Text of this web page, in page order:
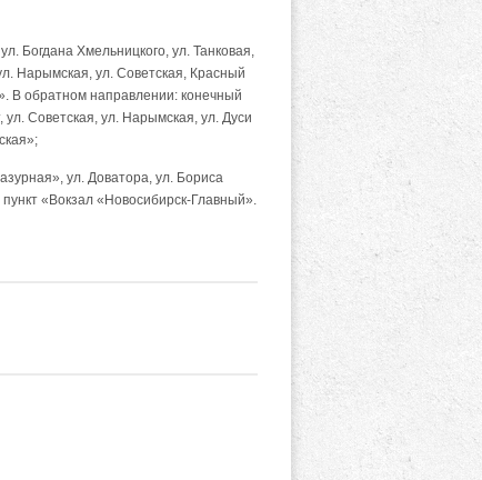
Богдана Хмельницкого, ул. Танковая,
Нарымская, ул. Советская, Красный
В обратном направлении: конечный
Советская, ул. Нарымская, ул. Дуси
ул. Доватора, ул. Бориса
«Вокзал «Новосибирск-Главный».